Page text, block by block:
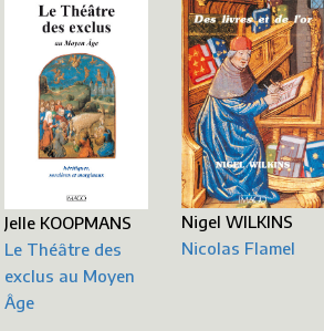
Jelle KOOPMANS
Le Théâtre des
exclus au Moyen
Âge
Nigel WILKINS
Nicolas Flamel